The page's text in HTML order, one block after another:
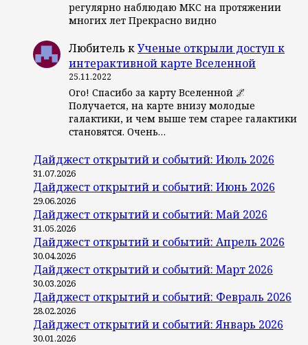
регулярно наблюдаю МКС на протяжении
многих лет Прекрасно видно
Любитель кУченые открыли доступ к
интерактивной карте Вселенной
25.11.2022
Ого! Спасибо за карту Вселенной 🌌
Получается, на карте внизу молодые
галактики, и чем выше тем старее галактики
становятся. Очень…
Дайджест открытий и событий: Июль 2026
31.07.2026
Дайджест открытий и событий: Июнь 2026
29.06.2026
Дайджест открытий и событий: Май 2026
31.05.2026
Дайджест открытий и событий: Апрель 2026
30.04.2026
Дайджест открытий и событий: Март 2026
30.03.2026
Дайджест открытий и событий: Февраль 2026
28.02.2026
Дайджест открытий и событий: Январь 2026
30.01.2026